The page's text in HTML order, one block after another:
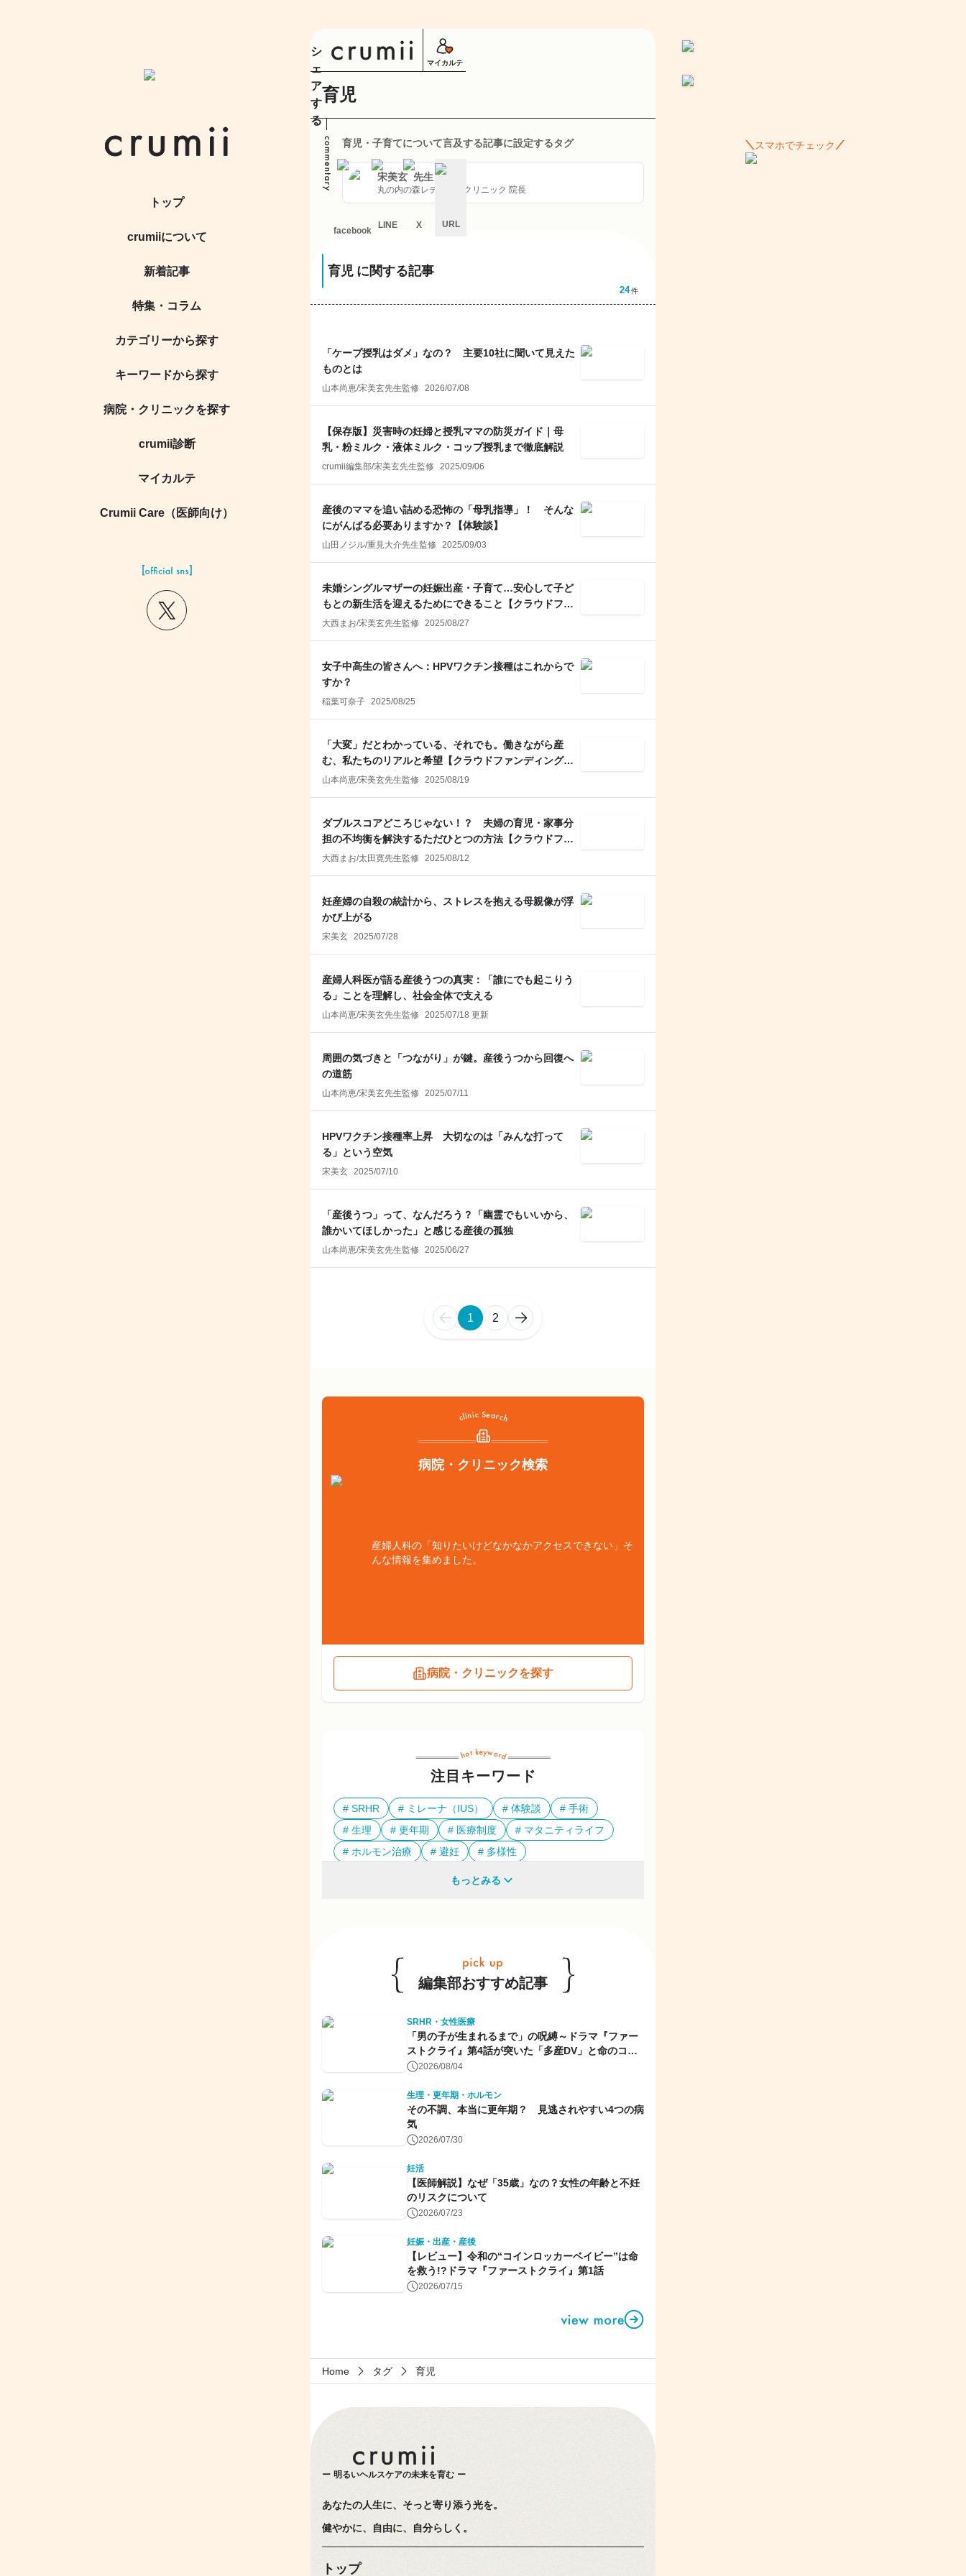
トップ
crumiiについて
新着記事
特集・コラム
カテゴリーから探す
キーワードから探す
病院・クリニックを探す
crumii診断
マイカルテ
Crumii Care（医師向け）
マイカルテ
育児
育児・子育てについて言及する記事に設定するタグ
宋美玄 先生
丸の内の森レディースクリニック 院長
育児 に関する記事
24件
「ケープ授乳はダメ」なの？ 主要10社に聞いて見えた
ものとは
山本尚恵/宋美玄先生監修 2026/07/08
【保存版】災害時の妊婦と授乳ママの防災ガイド｜母
乳・粉ミルク・液体ミルク・コップ授乳まで徹底解説
crumii編集部/宋美玄先生監修 2025/09/06
産後のママを追い詰める恐怖の「母乳指導」！ そんな
にがんばる必要ありますか？【体験談】
山田ノジル/重見大介先生監修 2025/09/03
未婚シングルマザーの妊娠出産・子育て…安心して子ど
もとの新生活を迎えるためにできること【クラウドファ
ンディング・リクエスト記事】
大西まお/宋美玄先生監修 2025/08/27
女子中高生の皆さんへ：HPVワクチン接種はこれからで
すか？
稲葉可奈子 2025/08/25
「大変」だとわかっている、それでも。働きながら産
む、私たちのリアルと希望【クラウドファンディング・
リクエスト記事】
山本尚恵/宋美玄先生監修 2025/08/19
ダブルスコアどころじゃない！？ 夫婦の育児・家事分
担の不均衡を解決するただひとつの方法【クラウドファ
ンディング・リクエスト記事】
大西まお/太田寛先生監修 2025/08/12
妊産婦の自殺の統計から、ストレスを抱える母親像が浮
かび上がる
宋美玄 2025/07/28
産婦人科医が語る産後うつの真実：「誰にでも起こりう
る」ことを理解し、社会全体で支える
山本尚恵/宋美玄先生監修 2025/07/18 更新
周囲の気づきと「つながり」が鍵。産後うつから回復へ
の道筋
山本尚恵/宋美玄先生監修 2025/07/11
HPVワクチン接種率上昇 大切なのは「みんな打って
る」という空気
宋美玄 2025/07/10
「産後うつ」って、なんだろう？「幽霊でもいいから、
誰かいてほしかった」と感じる産後の孤独
山本尚恵/宋美玄先生監修 2025/06/27
1 2
病院・クリニック検索
産婦人科の「知りたいけどなかなかアクセスできない」そ
んな情報を集めました。
病院・クリニックを探す
注目キーワード
SRHR ミレーナ（IUS） 体験談
手術
生理
更年期 医療制度
マタニティライフ
ホルモン治療
避妊 多様性
もっとみる
編集部おすすめ記事
SRHR・女性医療
「男の子が生まれるまで」の呪縛～ドラマ『ファー
ストクライ』第4話が突いた「多産DV」と命のコン
トロール～
2026/08/04
生理・更年期・ホルモン
その不調、本当に更年期？ 見逃されやすい4つの病
気
2026/07/30
妊活
【医師解説】なぜ「35歳」なの？女性の年齢と不妊
のリスクについて
2026/07/23
妊娠・出産・産後
【レビュー】令和の“コインロッカーベイビー”は命
を救う!?ドラマ『ファーストクライ』第1話
2026/07/15
Home タグ 育児
明るいヘルスケアの未来を育む
あなたの人生に、そっと寄り添う光を。
健やかに、自由に、自分らしく。
トップ
シ
ェ
ア
す
る
facebook
LINE X URL
ン
スマホでチェック